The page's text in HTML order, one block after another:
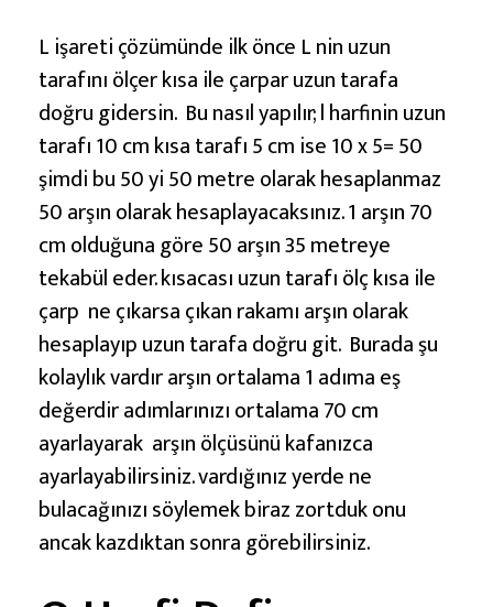
t
i
v
e
A
n
l
a
m
l
a
r
ı
L işareti çözümünde ilk önce L nin uzun
tarafını ölçer kısa ile çarpar uzun tarafa
doğru gidersin. Bu nasıl yapılır; l harfinin uzun
tarafı 10 cm kısa tarafı 5 cm ise 10 x 5= 50
şimdi bu 50 yi 50 metre olarak hesaplanmaz
50 arşın olarak hesaplayacaksınız. 1 arşın 70
cm olduğuna göre 50 arşın 35 metreye
tekabül eder. kısacası uzun tarafı ölç kısa ile
çarp ne çıkarsa çıkan rakamı arşın olarak
hesaplayıp uzun tarafa doğru git. Burada şu
kolaylık vardır arşın ortalama 1 adıma eş
değerdir adımlarınızı ortalama 70 cm
ayarlayarak arşın ölçüsünü kafanızca
ayarlayabilirsiniz. vardığınız yerde ne
bulacağınızı söylemek biraz zortduk onu
ancak kazdıktan sonra görebilirsiniz.